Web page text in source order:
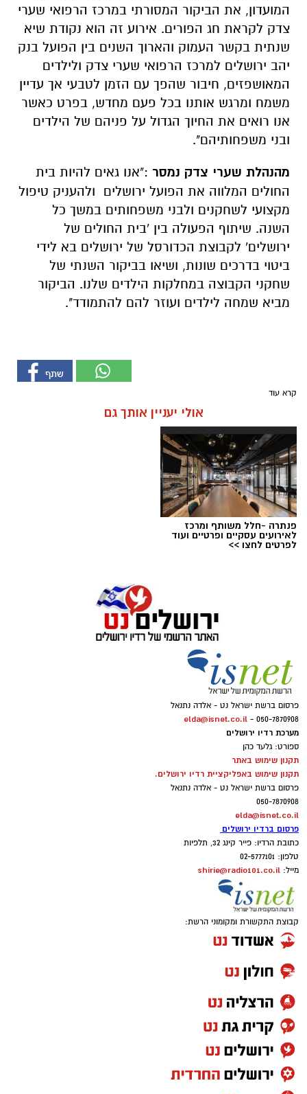
המועדון, את הביקור המסורתי במרכז הרפואי שערי
צדק לקראת חג הפורים. אירוע זה הוא נקודת שיא
שנתית בקשר העמוק והארוך השנים בין הפועל בנק
יהב ירושלים למרכז הרפואי שערי צדק ולילדים
המאושפזים, חיבור שהפך עם הזמן לטבעי אך עדיין
משמח ומרגש אותנו בכל פעם מחדש, בפרט כאשר
אנו רואים את החיוך הגדול על פניהם של הילדים
ובני משפחותיהם".
מהנהלת שערי צדק נמסר :"אנו גאים להיות בית
החולים המלווה את הפועל ירושלים ולהעניק טיפול
מקצועי לשחקנים ולבני משפחותים במשך כל
השנה. שיתוף הפעולה בין 'בית החולים של
ירושלים' לקבוצת הכדורסל של ירושלים בא לידי
ביטוי בדרכים שונות, ושיאו בביקור השנתי של
שחקני הקבוצה במחלקות הילדים שלנו. הביקור
מביא שמחה לילדים ועוזר להם להתמודד".
קרא עוד
אולי יעניין אותך גם
פנתרה -חלל משותף ומרכז
לאירועים עסקיים ופרטיים ועוד
לפרטים לחצו >>
פרסום ברשת ישראל נט - אלדה נתנאל
050-7870908 -
elda@isnet.co.il
מערכת רדיו ירושלים
ספורט: גלעד כהן
תקנון שימוש באתר
תקנון שימוש באפליקציית רדיו ירושלים.
פרסום ברשת ישראל נט - אלדה נתנאל
050-7870908
elda@isnet.co.il
פרסום ברדיו ירושלים
כתובת הרדיו: פייר קינג 32, תלפיות
טלפון: 02-5777101
מייל: shirie@radio101.co.il
קבוצת התקשורת ומקומוני הרשת: